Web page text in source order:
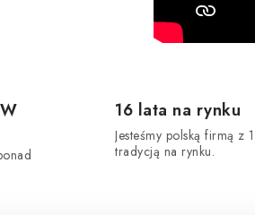
16 lata na rynku
Jesteśmy polską firmą z
tradycją na rynku.